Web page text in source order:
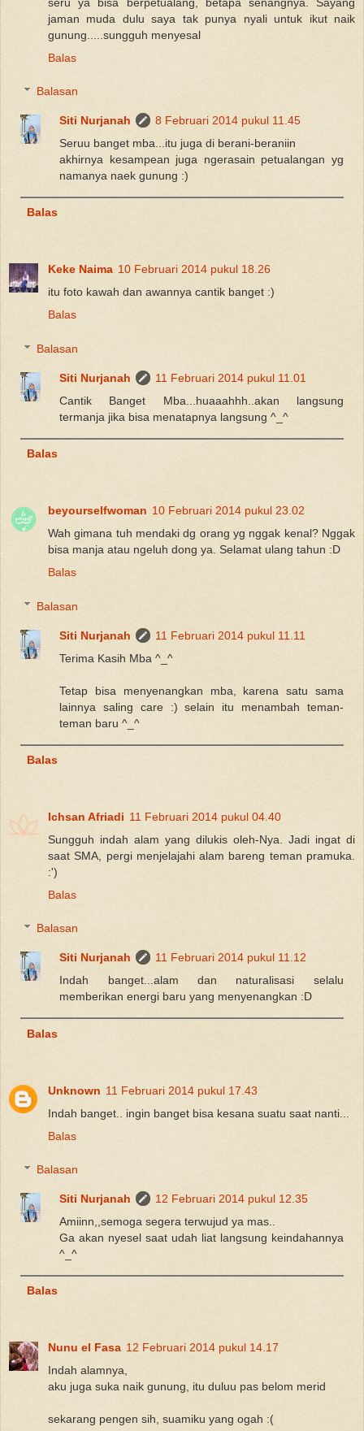
jaman muda dulu saya tak punya nyali untuk ikut naik
gunung.....sungguh menyesal
Balas
Balasan
Siti Nurjanah
8 Februari 2014 pukul 11.45
Seruu banget mba...itu juga di berani-beraniin
akhirnya kesampean juga ngerasain petualangan yg
namanya naek gunung :)
Balas
Keke Naima 10 Februari 2014 pukul 18.26
itu foto kawah dan awannya cantik banget :)
Balas
Balasan
Siti Nurjanah
11 Februari 2014 pukul 11.01
Cantik Banget Mba...huaaahhh..akan langsung
termanja jika bisa menatapnya langsung ^_^
Balas
beyourselfwoman 10 Februari 2014 pukul 23.02
Wah gimana tuh mendaki dg orang yg nggak kenal? Nggak
bisa manja atau ngeluh dong ya. Selamat ulang tahun :D
Balas
Balasan
Siti Nurjanah
11 Februari 2014 pukul 11.11
Terima Kasih Mba ^_^
Tetap bisa menyenangkan mba, karena satu sama
lainnya saling care :) selain itu menambah teman-
teman baru ^_^
Balas
Ichsan Afriadi 11 Februari 2014 pukul 04.40
Sungguh indah alam yang dilukis oleh-Nya. Jadi ingat di
saat SMA, pergi menjelajahi alam bareng teman pramuka.
:')
Balas
Balasan
Siti Nurjanah
11 Februari 2014 pukul 11.12
Indah banget...alam dan naturalisasi selalu
memberikan energi baru yang menyenangkan :D
Balas
Unknown 11 Februari 2014 pukul 17.43
Indah banget.. ingin banget bisa kesana suatu saat nanti...
Balas
Balasan
Siti Nurjanah
12 Februari 2014 pukul 12.35
Amiinn,,semoga segera terwujud ya mas..
Ga akan nyesel saat udah liat langsung keindahannya
^_^
Balas
Nunu el Fasa 12 Februari 2014 pukul 14.17
Indah alamnya,
aku juga suka naik gunung, itu duluu pas belom merid
sekarang pengen sih, suamiku yang ogah :(